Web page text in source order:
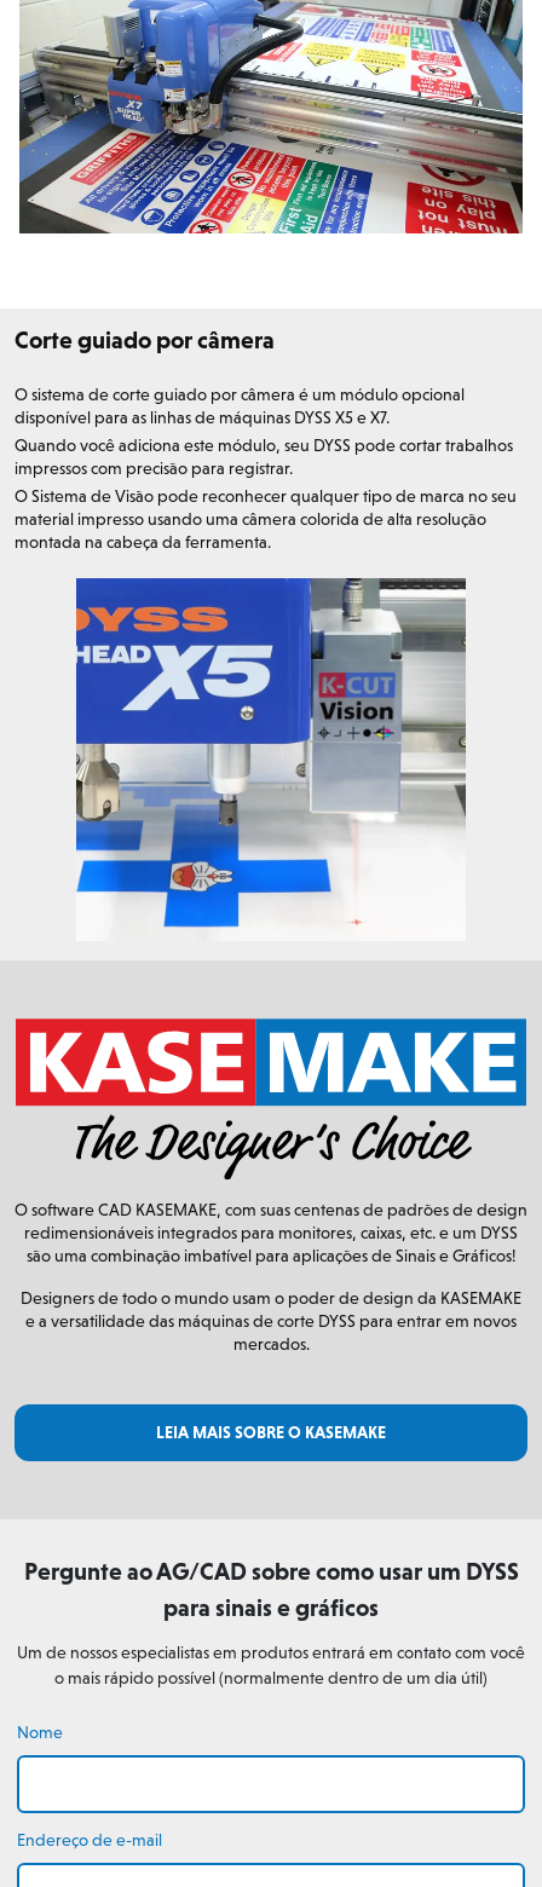
Corte guiado por câmera
O sistema de corte guiado por câmera é um módulo opcional
disponível para as linhas de máquinas DYSS X5 e X7.
Quando você adiciona este módulo, seu DYSS pode cortar trabalhos
impressos com precisão para registrar.
O Sistema de Visão pode reconhecer qualquer tipo de marca no seu
material impresso usando uma câmera colorida de alta resolução
montada na cabeça da ferramenta.
O software CAD KASEMAKE, com suas centenas de padrões de design
redimensionáveis integrados para monitores, caixas, etc. e um DYSS
são uma combinação imbatível para aplicações de Sinais e Gráficos!
Designers de todo o mundo usam o poder de design da KASEMAKE
e a versatilidade das máquinas de corte DYSS para entrar em novos
mercados.
LEIA MAIS SOBRE O KASEMAKE
Pergunte ao AG/CAD sobre como usar um DYSS
para sinais e gráficos
Um de nossos especialistas em produtos entrará em contato com você
o mais rápido possível (normalmente dentro de um dia útil)
Nome
Endereço de e-mail